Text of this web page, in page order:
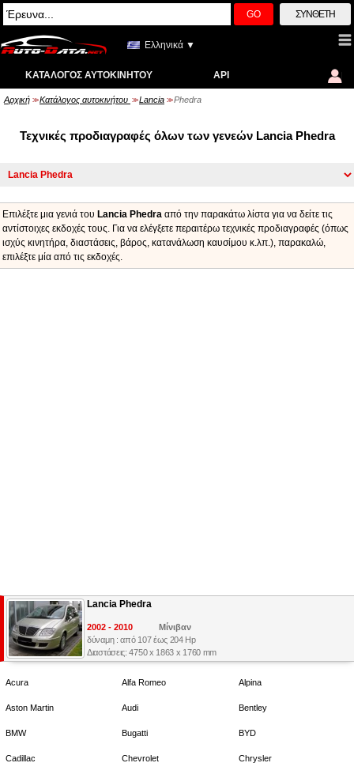
GO ΣΎΝΘΕΤΗ
Ελληνικά ▼
ΚΑΤΆΛΟΓΟΣ ΑΥΤΟΚΙΝΉΤΟΥ API
Αρχική >> Κατάλογος αυτοκινήτου >> Lancia >> Phedra
Τεχνικές προδιαγραφές όλων των γενεών Lancia Phedra
Επιλέξτε μια γενιά του Lancia Phedra από την παρακάτω λίστα για να δείτε τις
αντίστοιχες εκδοχές τους. Για να ελέγξετε περαιτέρω τεχνικές προδιαγραφές (όπως
ισχύς κινητήρα, διαστάσεις, βάρος, κατανάλωση καυσίμου κ.λπ.), παρακαλώ,
επιλέξτε μία από τις εκδοχές.
Lancia Phedra
2002 - 2010
Μίνιβαν
δύναμη : από 107 έως 204 Hp
Διαστάσεις: 4750 x 1863 x 1760 mm
Acura Alfa Romeo Alpina
Aston Martin Audi Bentley
BMW Bugatti BYD
Cadillac Chevrolet Chrysler